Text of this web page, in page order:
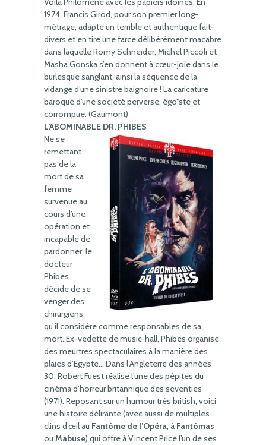
1974, Francis Girod, pour son premier long-
métrage, adapte un terrible et authentique fait-
divers et en tire une farce délibérément macabre
dans laquelle Romy Schneider, Michel Piccoli et
Masha Gonska s’en donnent à cœur-joie dans le
burlesque sanglant, ainsi la séquence de la
vidange d’une sinistre baignoire ! La caricature
baroque d’une société perverse, égoïste et
corrompue. (Gaumont)
L’ABOMINABLE DR. PHIBES
Ne se
remettant
pas de la
mort de sa
femme
survenue au
cours d’une
opération et
incapable de
pardonner, le
docteur
Phibes
décide de se
venger des
chirurgiens
qu’il considère comme responsables de sa
mort. Ex-vedette de music-hall, Phibes organise
des meurtres spectaculaires à la manière des
plaies d’Egypte… Dans l’Angleterre des années
30, Robert Fuest réalise l’une des pépites du
cinéma d’horreur britannique des seventies
(1971). Reposant sur un humour très british, voici
une histoire délirante (avec aussi de multiples
clins d’œil au Fantôme de l’Opéra, à Fantômas
ou Mabuse) qui offre à Vincent Price l’un de ses